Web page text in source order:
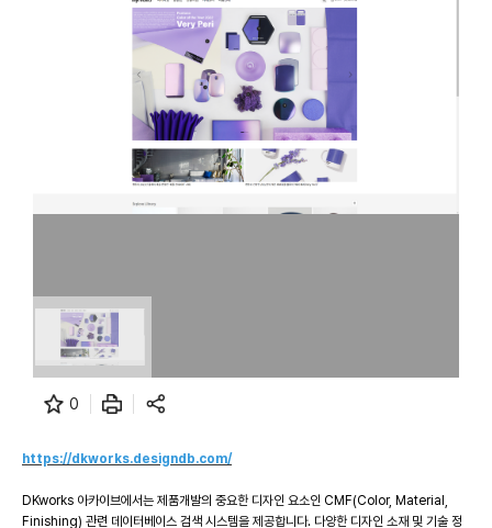
0
https://dkworks.designdb.com/
DKworks 아카이브에서는 제품개발의 중요한 디자인 요소인 CMF(Color, Material,
Finishing) 관련 데이터베이스 검색 시스템을 제공합니다. 다양한 디자인 소재 및 기술 정